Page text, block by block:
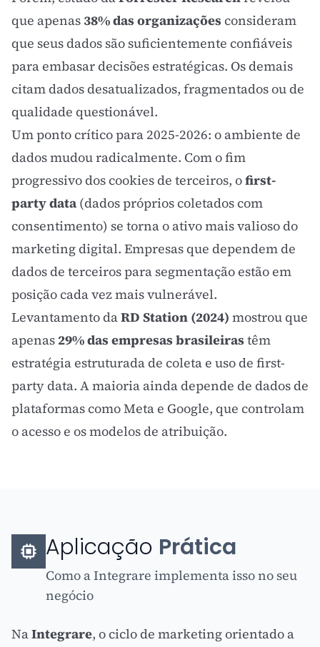
que apenas 38% das organizações consideram
que seus dados são suficientemente confiáveis
para embasar decisões estratégicas. Os demais
citam dados desatualizados, fragmentados ou de
qualidade questionável.
Um ponto crítico para 2025-2026: o ambiente de
dados mudou radicalmente. Com o fim
progressivo dos cookies de terceiros, ofirst-
party data (dados próprios coletados com
consentimento) se torna o ativo mais valioso do
marketing digital. Empresas que dependem de
dados de terceiros para segmentação estão em
posição cada vez mais vulnerável.
Levantamento daRD Station (2024) mostrou que
apenas 29% das empresas brasileiras têm
estratégia estruturada de coleta e uso de first-
party data. A maioria ainda depende de dados de
plataformas como Meta e Google, que controlam
o acesso e os modelos de atribuição.
Aplicação Prática
Como a Integrare implementa isso no seu
negócio
NaIntegrare, o ciclo de marketing orientado a